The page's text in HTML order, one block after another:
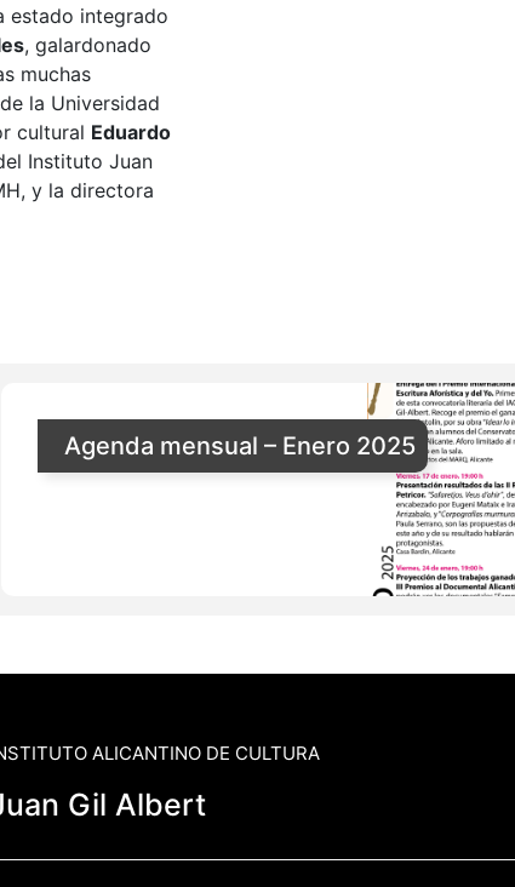
estado integrado
, galardonado
muchas
la Universidad
cultural Eduardo
Instituto Juan
y la directora
Agenda mensual – Enero 2025
ALICANTINO DE CULTURA
Gil Albert